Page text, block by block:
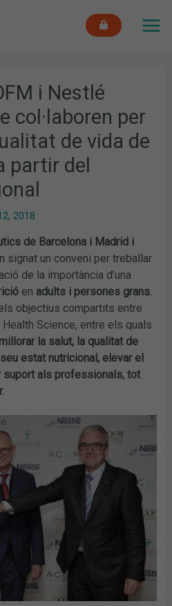
i Nestlé
col·laboren per
de vida de
partir del
2018
de Barcelona i Madrid i
signat un conveni per treballar
de la importància d’una
en adults i persones grans.
objectius compartits entre
Science, entre els quals
la salut, la qualitat de
estat nutricional, elevar el
suport als professionals, tot
.